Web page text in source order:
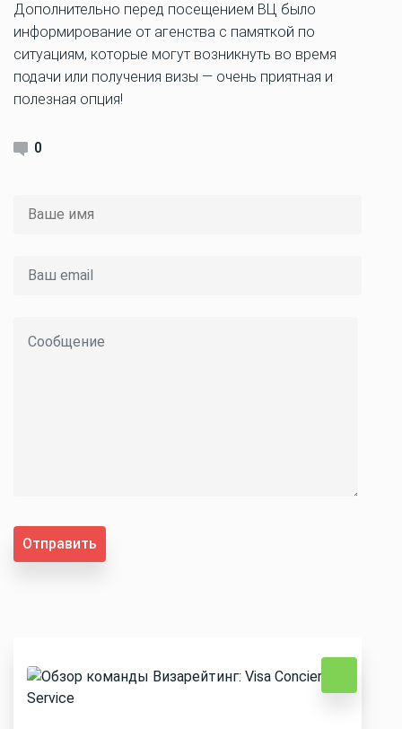
Дополнительно перед посещением ВЦ было
информирование от агенства с памяткой по
ситуациям, которые могут возникнуть во время
подачи или получения визы — очень приятная и
полезная опция!
0
Отправить